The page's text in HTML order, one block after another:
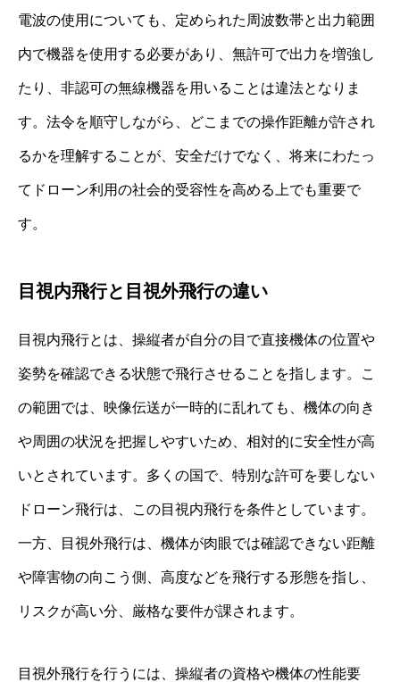
電波の使用についても、定められた周波数帯と出力範囲
内で機器を使用する必要があり、無許可で出力を増強し
たり、非認可の無線機器を用いることは違法となりま
す。法令を順守しながら、どこまでの操作距離が許され
るかを理解することが、安全だけでなく、将来にわたっ
てドローン利用の社会的受容性を高める上でも重要で
す。
目視内飛行と目視外飛行の違い
目視内飛行とは、操縦者が自分の目で直接機体の位置や
姿勢を確認できる状態で飛行させることを指します。こ
の範囲では、映像伝送が一時的に乱れても、機体の向き
や周囲の状況を把握しやすいため、相対的に安全性が高
いとされています。多くの国で、特別な許可を要しない
ドローン飛行は、この目視内飛行を条件としています。
一方、目視外飛行は、機体が肉眼では確認できない距離
や障害物の向こう側、高度などを飛行する形態を指し、
リスクが高い分、厳格な要件が課されます。
目視外飛行を行うには、操縦者の資格や機体の性能要